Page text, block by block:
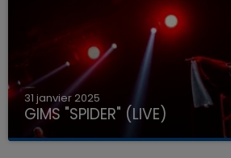
31 janvier 2025
GIMS "SPIDER" (LIVE)